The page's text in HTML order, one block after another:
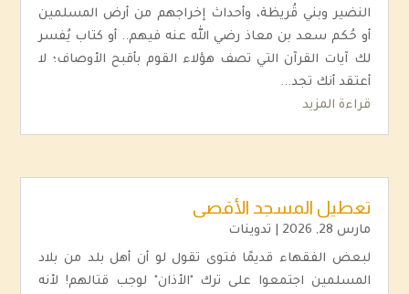
النضير وبني قُريظة، وأحداث إخراجهم من أرض المسلمين
أو حُكم سعد بن معاذ رضي الله عنه فيهم.. أو كتاب يُفسر
لك آيات القرآن التي تصف هؤلاء القوم بأقبح الأوصاف؛ لا
أعتقد أنك تجد...
قراءة المزيد
تعطيل المسجد الأقصى
مارس 28, 2026 تدوينات
لبعض الفقهاء قديمًا فتوى تقول لو أن أهل بلد من بلاد
المسلمين اجتمعوا على ترك "الأذان" لوجب قتالهم! لأنه